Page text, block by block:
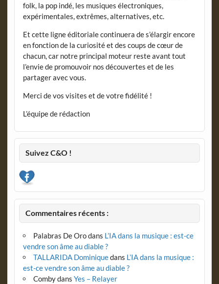
folk, la pop indé, les musiques électroniques,
expérimentales, extrêmes, alternatives, etc.
Et cette ligne éditoriale continuera de s’élargir encore
en fonction de la curiosité et des coups de cœur de
chacun, car notre principal moteur reste avant tout
l’envie de promouvoir nos découvertes et de les
partager avec vous.
Merci de vos visites et de votre fidélité !
L’équipe de rédaction
Suivez C&O !
Commentaires récents :
Palabras De Orodans L’IA dans la musique : est-ce
vendre son âme au diable ?
TALLARIDA Dominiquedans L’IA dans la musique :
est-ce vendre son âme au diable ?
Combydans Yes – Relayer